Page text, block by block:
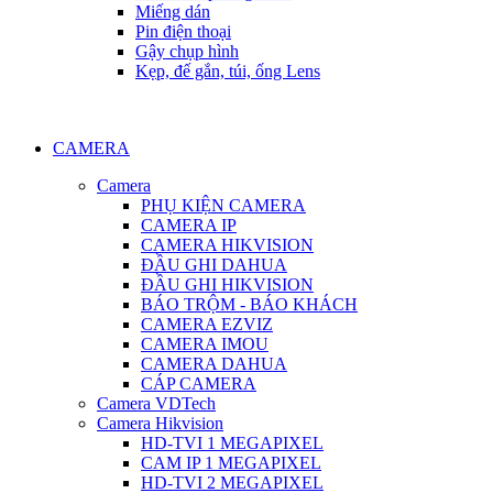
Miếng dán
Pin điện thoại
Gậy chụp hình
Kẹp, đế gắn, túi, ống Lens
CAMERA
Camera
PHỤ KIỆN CAMERA
CAMERA IP
CAMERA HIKVISION
ĐẦU GHI DAHUA
ĐẦU GHI HIKVISION
BÁO TRỘM - BÁO KHÁCH
CAMERA EZVIZ
CAMERA IMOU
CAMERA DAHUA
CÁP CAMERA
Camera VDTech
Camera Hikvision
HD-TVI 1 MEGAPIXEL
CAM IP 1 MEGAPIXEL
HD-TVI 2 MEGAPIXEL